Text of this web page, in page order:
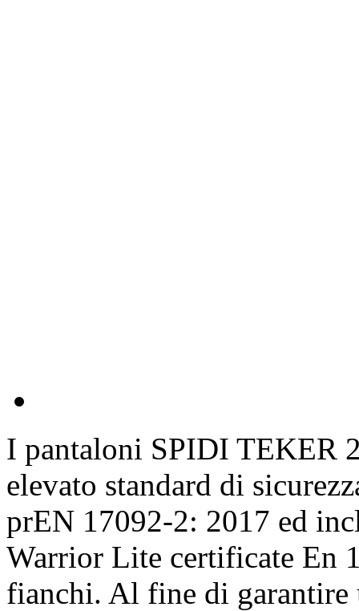
I pantaloni SPIDI TEKER
elevato standard di
prEN 17092-2: 2017 ed
Warrior Lite certificate En
fianchi. Al fine di garantire